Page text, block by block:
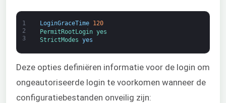
1
2
3
LoginGraceTime
120
PermitRootLogin yes
StrictModes yes
Deze opties definiëren informatie voor de login om
ongeautoriseerde login te voorkomen wanneer de
configuratiebestanden onveilig zijn: